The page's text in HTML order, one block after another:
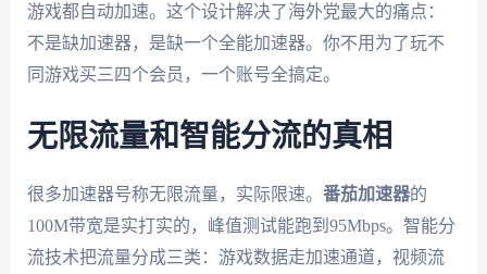
游戏都自动加速。这个设计解决了海外党最大的痛点：
不是缺加速器，是缺一个全能加速器。你不用为了玩不
同游戏买三四个会员，一个账号全搞定。
无限流量和智能分流的真相
很多加速器号称无限流量，实际限速。 番茄加速器的
100M带宽是实打实的，峰值测试能跑到95Mbps。智能分
流技术把流量分成三类：游戏数据走加速通道，视频流